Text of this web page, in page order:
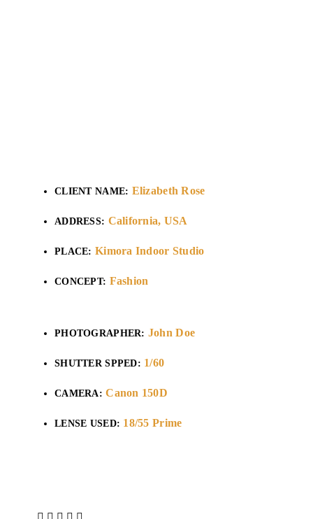
CLIENT NAME: Elizabeth Rose
ADDRESS: California, USA
PLACE: Kimora Indoor Studio
CONCEPT: Fashion
PHOTOGRAPHER: John Doe
SHUTTER SPPED: 1/60
CAMERA: Canon 150D
LENSE USED: 18/55 Prime